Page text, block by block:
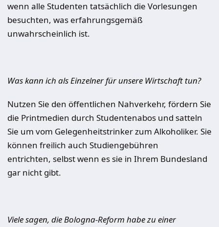
wenn alle Studenten tatsächlich die Vorlesungen
besuchten, was erfahrungsgemäß
unwahrscheinlich ist.
Was kann ich als Einzelner für unsere Wirtschaft tun?
Nutzen Sie den öffentlichen Nahverkehr, fördern Sie
die Printmedien durch Studentenabos und satteln
Sie um vom Gelegenheitstrinker zum Alkoholiker. Sie
können freilich auch Studiengebühren
entrichten, selbst wenn es sie in Ihrem Bundesland
gar nicht gibt.
Viele sagen, die Bologna-Reform habe zu einer